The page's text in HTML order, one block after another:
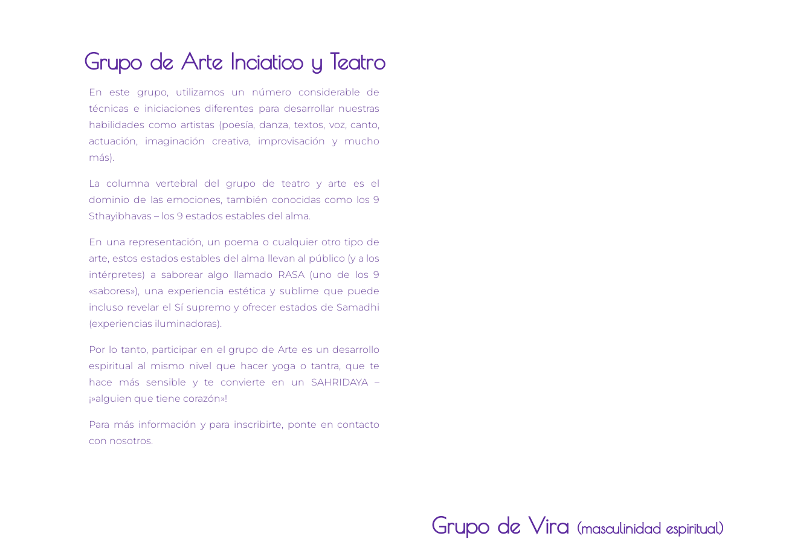
Grupo de Arte Inciatico y Teatro
En este grupo, utilizamos un número considerable de
técnicas e iniciaciones diferentes para desarrollar nuestras
habilidades como artistas (poesía, danza, textos, voz, canto,
actuación, imaginación creativa, improvisación y mucho
más).
La columna vertebral del grupo de teatro y arte es el
dominio de las emociones, también conocidas como los 9
Sthayibhavas – los 9 estados estables del alma.
En una representación, un poema o cualquier otro tipo de
arte, estos estados estables del alma llevan al público (y a los
intérpretes) a saborear algo llamado RASA (uno de los 9
«sabores»), una experiencia estética y sublime que puede
incluso revelar el Sí supremo y ofrecer estados de Samadhi
(experiencias iluminadoras).
Por lo tanto, participar en el grupo de Arte es un desarrollo
espiritual al mismo nivel que hacer yoga o tantra, que te
hace más sensible y te convierte en un SAHRIDAYA –
¡»alguien que tiene corazón»!
Para más información y para inscribirte, ponte en contacto
con nosotros.
Grupo de Vira (masculinidad espiritual)